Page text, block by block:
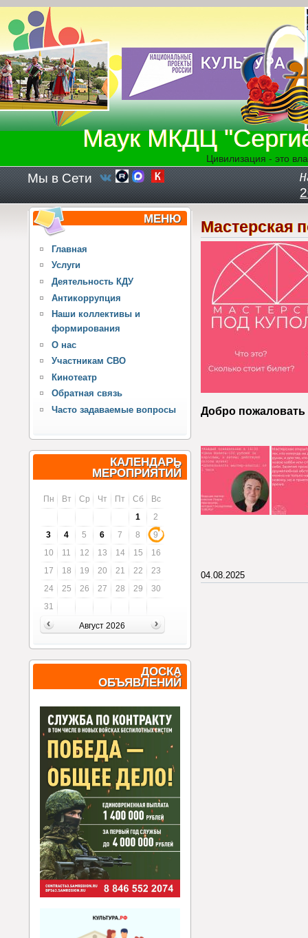
Перейти к основному содержанию
Маук МКДЦ
Цивилизация - это
Мы в Сети
МЕНЮ
Главная
Услуги
Деятельность КДУ
Антикоррупция
Наши коллективы и
формирования
О нас
Участникам СВО
Кинотеатр
Обратная связь
Часто задаваемые вопросы
КАЛЕНДАРЬ
МЕРОПРИЯТИЙ
Пн Вт Ср Чт Пт Сб
Вс
1
2
3
4 5 6 7 8
9
10
11 12 13 14 15
16
17
18 19 20 21 22
23
24
25 26 27 28 29
30
31
Август 2026
ДОСКА
ОБЪЯВЛЕНИЙ
Мастерская
Добро
04.08.2025